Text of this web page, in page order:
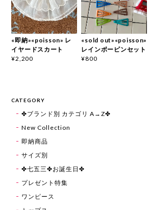
«即納»«poisson» レ
イヤードスカート
¥2,200
«sold out»«poisson»
レインボーピンセット
¥800
CATEGORY
✤ブランド別 カテゴリ A→Z✤
New Collection
即納商品
サイズ別
✤七五三✤お誕生日✤
プレゼント特集
ワンピース